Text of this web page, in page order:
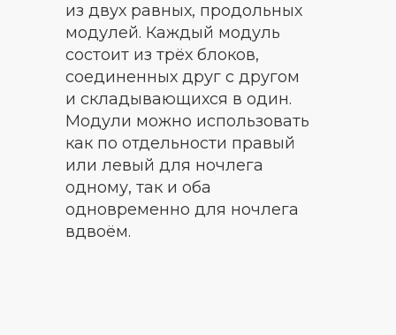
из двух равных, продольных
модулей. Каждый модуль
состоит из трёх блоков,
соединенных друг с другом
и складывающихся в один.
Модули можно использовать
как по отдельности правый
или левый для ночлега
одному, так и оба
одновременно для ночлега
вдвоём.